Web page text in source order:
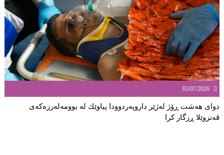
03/07/2026
دوای هەشت ڕۆژ لەژێر داروپەردوودا پیاوێك لە بوومەلەرزەكەی
ڤەنزوێلا ڕزگار كرا